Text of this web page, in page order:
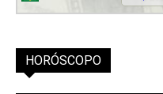
HORÓSCOPO